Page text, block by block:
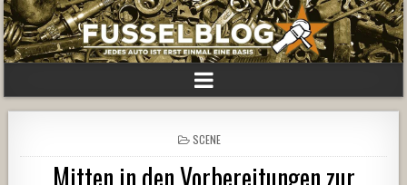
POSTED
IN
SCENE
Mitten in den Vorbereitungen zur